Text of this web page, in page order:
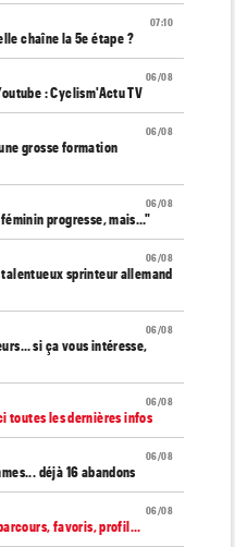
07:10
chaîne la 5e étape ?
06/08
: Cyclism'Actu TV
06/08
grosse formation
06/08
progresse, mais…"
06/08
sprinteur allemand
06/08
si ça vous intéresse,
06/08
toutes les dernières infos
06/08
déjà 16 abandons
06/08
favoris, profil…